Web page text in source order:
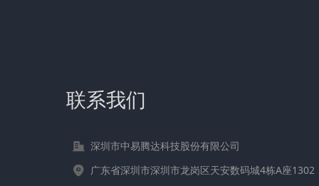
深圳市中易腾达科技股份有限公司
广东省深圳市深圳市龙岗区天安数码城4栋A座1302
联系我们